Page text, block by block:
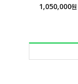
1,050,000원